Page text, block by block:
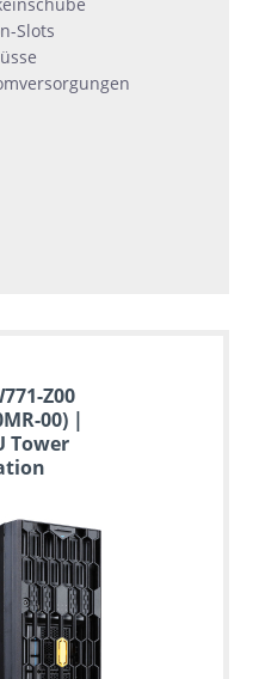
Slots
Z00
00) |
Tower